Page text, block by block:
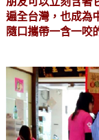
遍全台灣，也成為
隨口攜帶一含一咬